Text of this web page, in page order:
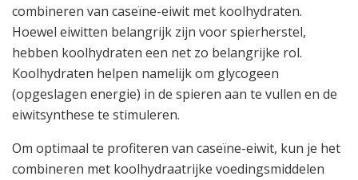
combineren van caseïne-eiwit met koolhydraten.
Hoewel eiwitten belangrijk zijn voor spierherstel,
hebben koolhydraten een net zo belangrijke rol.
Koolhydraten helpen namelijk om glycogeen
(opgeslagen energie) in de spieren aan te vullen en de
eiwitsynthese te stimuleren.
Om optimaal te profiteren van caseïne-eiwit, kun je het
combineren met koolhydraatrijke voedingsmiddelen